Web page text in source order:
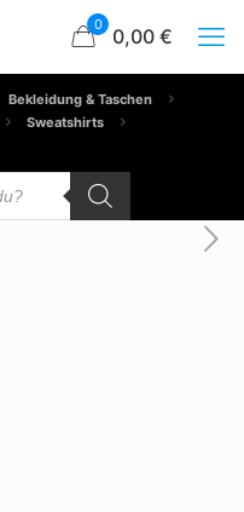
0 0,00 €
Bekleidung & Taschen
Sweatshirts